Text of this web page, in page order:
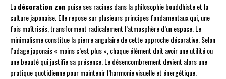
Ladécoration zen puise ses racines dans la philosophie bouddhiste et la
culture japonaise. Elle repose sur plusieurs principes fondamentaux qui, une
fois maîtrisés, transforment radicalement l’atmosphère d’un espace. Le
minimalisme constitue la pierre angulaire de cette approche décorative. Selon
l’adage japonais « moins c’est plus », chaque élément doit avoir une utilité ou
une beauté qui justifie sa présence. Le désencombrement devient alors une
pratique quotidienne pour maintenir l’harmonie visuelle et énergétique.